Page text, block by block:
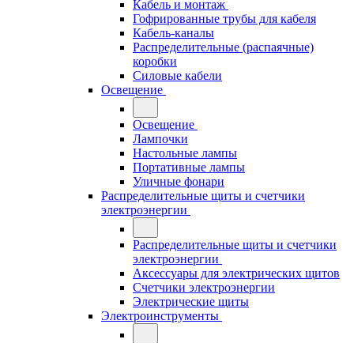
Кабель и монтаж
Гофрированные трубы для кабеля
Кабель-каналы
Распределительные (распаячные)
коробки
Силовые кабели
Освещение
Освещение
Лампочки
Настольные лампы
Портативные лампы
Уличные фонари
Распределительные щиты и счетчики
электроэнергии
Распределительные щиты и счетчики
электроэнергии
Аксессуары для электрических щитов
Счетчики электроэнергии
Электрические щиты
Электроинструменты